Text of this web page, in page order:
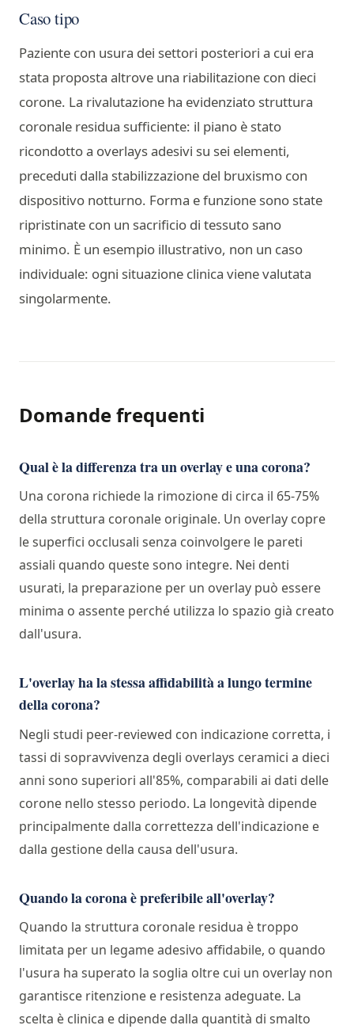
Caso tipo
Paziente con usura dei settori posteriori a cui era
stata proposta altrove una riabilitazione con dieci
corone. La rivalutazione ha evidenziato struttura
coronale residua sufficiente: il piano è stato
ricondotto a overlays adesivi su sei elementi,
preceduti dalla stabilizzazione del bruxismo con
dispositivo notturno. Forma e funzione sono state
ripristinate con un sacrificio di tessuto sano
minimo. È un esempio illustrativo, non un caso
individuale: ogni situazione clinica viene valutata
singolarmente.
Domande frequenti
Qual è la differenza tra un overlay e una corona?
Una corona richiede la rimozione di circa il 65-75%
della struttura coronale originale. Un overlay copre
le superfici occlusali senza coinvolgere le pareti
assiali quando queste sono integre. Nei denti
usurati, la preparazione per un overlay può essere
minima o assente perché utilizza lo spazio già creato
dall'usura.
L'overlay ha la stessa affidabilità a lungo termine
della corona?
Negli studi peer-reviewed con indicazione corretta, i
tassi di sopravvivenza degli overlays ceramici a dieci
anni sono superiori all'85%, comparabili ai dati delle
corone nello stesso periodo. La longevità dipende
principalmente dalla correttezza dell'indicazione e
dalla gestione della causa dell'usura.
Quando la corona è preferibile all'overlay?
Quando la struttura coronale residua è troppo
limitata per un legame adesivo affidabile, o quando
l'usura ha superato la soglia oltre cui un overlay non
garantisce ritenzione e resistenza adeguate. La
scelta è clinica e dipende dalla quantità di smalto